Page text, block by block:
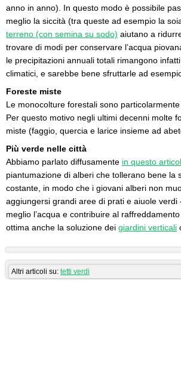
anno in anno). In questo modo è possibile
meglio la siccità (tra queste ad esempio la
terreno (con semina su sodo) aiutano a
trovare di modi per conservare l’acqua
le precipitazioni annuali totali rimangono
climatici, e sarebbe bene sfruttarle ad
Foreste miste
Le monocolture forestali sono
Per questo motivo negli ultimi decenni molte
miste (faggio, quercia e larice insieme ad
Più verde nelle città
Abbiamo parlato diffusamente in questo
piantumazione di alberi che tollerano bene la
costante, in modo che i giovani alberi non
aggiungersi grandi aree di prati e aiuole
meglio l’acqua e contribuire al
ottima anche la soluzione dei giardini verticali
Altri articoli su: tetti verdi